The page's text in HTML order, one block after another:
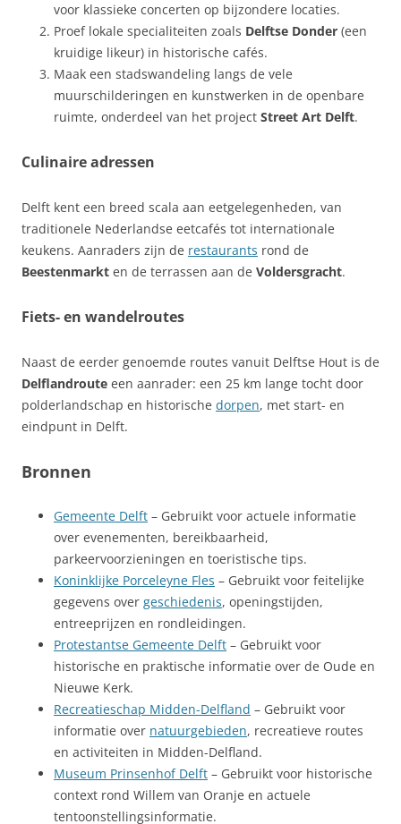
voor klassieke concerten op bijzondere locaties.
Proef lokale specialiteiten zoals Delftse Donder (een
kruidige likeur) in historische cafés.
Maak een stadswandeling langs de vele
muurschilderingen en kunstwerken in de openbare
ruimte, onderdeel van het project Street Art Delft.
Culinaire adressen
Delft kent een breed scala aan eetgelegenheden, van
traditionele Nederlandse eetcafés tot internationale
keukens. Aanraders zijn de restaurants rond de
Beestenmarkt en de terrassen aan de Voldersgracht.
Fiets- en wandelroutes
Naast de eerder genoemde routes vanuit Delftse Hout is de
Delflandroute een aanrader: een 25 km lange tocht door
polderlandschap en historische dorpen, met start- en
eindpunt in Delft.
Bronnen
Gemeente Delft – Gebruikt voor actuele informatie
over evenementen, bereikbaarheid,
parkeervoorzieningen en toeristische tips.
Koninklijke Porceleyne Fles – Gebruikt voor feitelijke
gegevens over geschiedenis, openingstijden,
entreeprijzen en rondleidingen.
Protestantse Gemeente Delft – Gebruikt voor
historische en praktische informatie over de Oude en
Nieuwe Kerk.
Recreatieschap Midden-Delfland – Gebruikt voor
informatie over natuurgebieden, recreatieve routes
en activiteiten in Midden-Delfland.
Museum Prinsenhof Delft – Gebruikt voor historische
context rond Willem van Oranje en actuele
tentoonstellingsinformatie.